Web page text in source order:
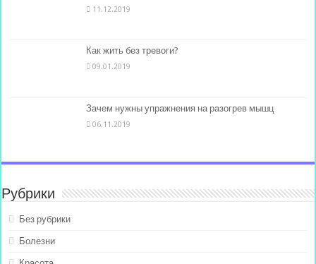
11.12.2019
Как жить без тревоги?
09.01.2019
Зачем нужны упражнения на разогрев мышц
06.11.2019
Рубрики
Без рубрики
Болезни